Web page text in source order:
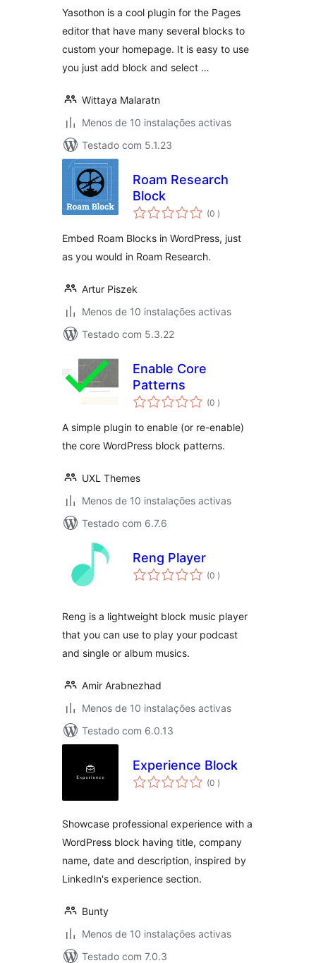
Yasothon is a cool plugin for the Pages
editor that have many several blocks to
custom your homepage. It is easy to use
you just add block and select …
Wittaya Malaratn
Menos de 10 instalações activas
Testado com 5.1.23
Roam Research
Block
(0 classificações
)
Embed Roam Blocks in WordPress, just
as you would in Roam Research.
Artur Piszek
Menos de 10 instalações activas
Testado com 5.3.22
Enable Core
Patterns
(0 classificações
)
A simple plugin to enable (or re-enable)
the core WordPress block patterns.
UXL Themes
Menos de 10 instalações activas
Testado com 6.7.6
Reng Player
(0 classificações
)
Reng is a lightweight block music player
that you can use to play your podcast
and single or album musics.
Amir Arabnezhad
Menos de 10 instalações activas
Testado com 6.0.13
Experience Block
(0 classificações
)
Showcase professional experience with a
WordPress block having title, company
name, date and description, inspired by
LinkedIn's experience section.
Bunty
Menos de 10 instalações activas
Testado com 7.0.3